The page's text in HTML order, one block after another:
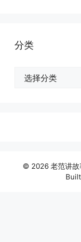
分类
© 2026 老范讲故